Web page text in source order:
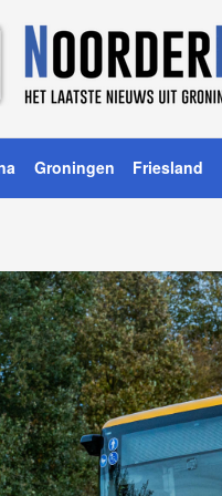
Groningen Friesland